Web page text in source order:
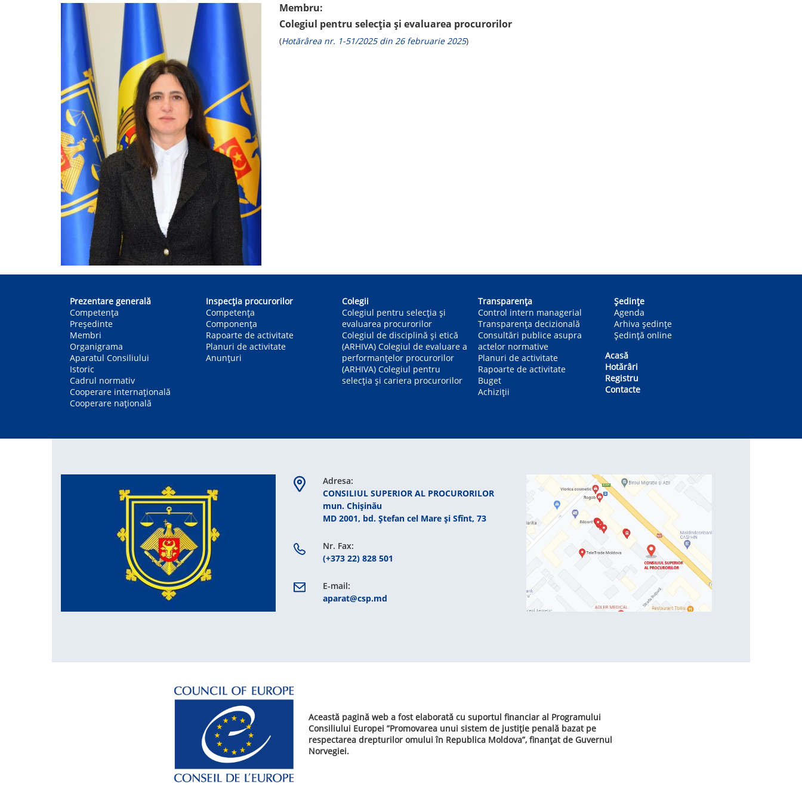
Membru:
Colegiul pentru selecția și evaluarea procurorilor
(Hotărârea nr. 1-51/2025 din 26 februarie 2025)
navigation
Prezentare generală
Competența
Președinte
Membri
Organigrama
Aparatul Consiliului
Istoric
Cadrul normativ
Cooperare internațională
Cooperare națională
Inspecția procurorilor
Competenţa
Componența
Rapoarte de activitate
Planuri de activitate
Anunțuri
Colegii
Colegiul pentru selecția și
evaluarea procurorilor
Colegiul de disciplină și etică
(ARHIVA) Colegiul de evaluare a
performanțelor procurorilor
(ARHIVA) Colegiul pentru
selecția și cariera procurorilor
Transparența
Control intern managerial
Transparența decizională
Consultări publice asupra
actelor normative
Planuri de activitate
Rapoarte de activitate
Buget
Achiziții
Ședințe
Agenda
Arhiva ședințe
Ședință online
Acasă
Hotărâri
Registru
Contacte
Adresa:
CONSILIUL SUPERIOR AL PROCURORILOR
mun. Chişinău
MD 2001, bd. Ștefan cel Mare şi Sfînt, 73
Nr. Fax:
(+373 22) 828 501
E-mail:
aparat@csp.md
Această pagină web a fost elaborată cu suportul financiar al Programului
Consiliului Europei ”Promovarea unui sistem de justiție penală bazat pe
respectarea drepturilor omului în Republica Moldova”, finanțat de Guvernul
Norvegiei.